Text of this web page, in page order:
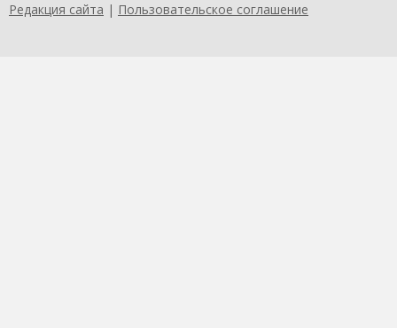
Редакция сайта | Пользовательское соглашение